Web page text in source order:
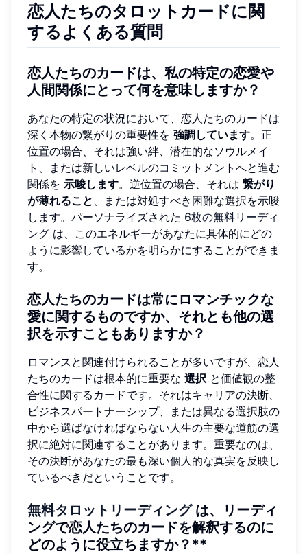
恋人たちのタロットカードに関
するよくある質問
恋人たちのカードは、 私の特定の恋愛や
人間関係にとって何を意味しますか？
あなたの特定の状況において、恋人たちのカードは
深く本物の繋がりの重要性を 強調しています。正
位置の場合、それは強い絆、潜在的なソウルメイ
ト、または新しいレベルのコミットメントへと進む
関係を 示唆します。逆位置の場合、それは 繋がり
が薄れること 、または対処すべき困難な選択を示唆
します。パーソナライズされた 6枚の無料リーディ
ング は、このエネルギーがあなたに具体的にどの
ように影響しているかを明らかにすることができま
す。
恋人たちのカードは常にロマンチックな
愛に関するものですか、それとも他の選
択を示すこともありますか？
ロマンスと関連付けられることが多いですが、恋人
たちのカードは根本的に重要な 選択 と価値観の整
合性に関するカードです。それはキャリアの決断、
ビジネスパートナーシップ、または異なる選択肢の
中から選ばなければならない人生の主要な道筋の選
択に絶対に関連することがあります。重要なのは、
その決断があなたの最も深い個人的な真実を反映し
ているべきだということです。
無料タロットリーディングは、リーディ
ングで恋人たちのカードを解釈するのに
どのように役立ちますか？**